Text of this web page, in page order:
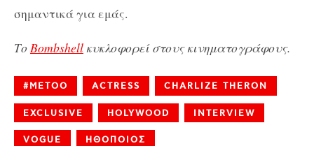
σημαντικά για εμάς.
ΤοBombshellκυκλοφορεί στους κινηματογράφους.
#METOO ACTRESS CHARLIZE THERON
EXCLUSIVE HOLYWOOD INTERVIEW
VOGUE ΗΘΟΠΟΙΟΣ